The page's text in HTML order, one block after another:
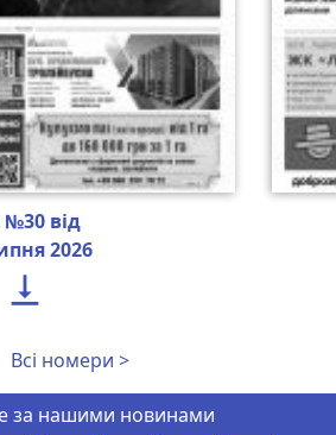
№30 від
2026

Всі номери >
за нашими новинами